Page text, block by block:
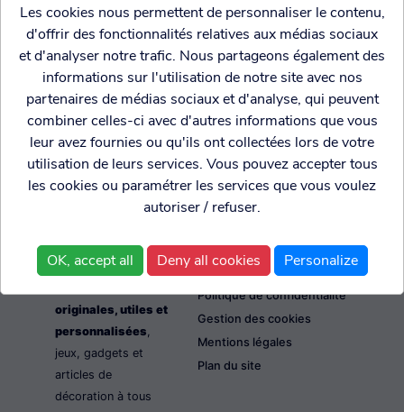
boutique
spécialisée dans
originales, utiles et
personnalisées,
jeux, gadgets et
articles de
décoration à tous
Conditions générales de
Politique de confidentialité
Gestion des cookies
Mentions légales
Plan du site
Les cookies nous permettent de personnaliser le contenu,
d'offrir des fonctionnalités relatives aux médias sociaux
et d'analyser notre trafic. Nous partageons également des
informations sur l'utilisation de notre site avec nos
partenaires de médias sociaux et d'analyse, qui peuvent
combiner celles-ci avec d'autres informations que vous
leur avez fournies ou qu'ils ont collectées lors de votre
utilisation de leurs services. Vous pouvez accepter tous
les cookies ou paramétrer les services que vous voulez
autoriser / refuser.
OK, accept all Deny all cookies Personalize